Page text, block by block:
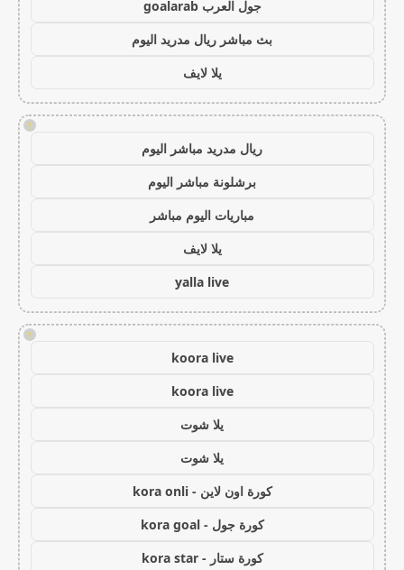
جول العرب goalarab
بث مباشر ريال مدريد اليوم
يلا لايف
!
ريال مدريد مباشر اليوم
برشلونة مباشر اليوم
مباريات اليوم مباشر
يلا لايف
yalla live
!
koora live
koora live
يلا شوت
يلا شوت
كورة اون لاين - kora onli
كورة جول - kora goal
كورة ستار - kora star